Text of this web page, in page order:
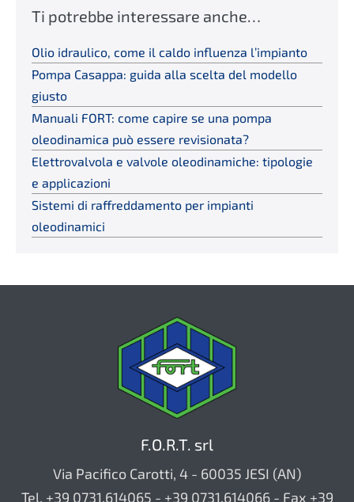
Ti potrebbe interessare anche…
Olio idraulico, come il caldo influenza l’impianto
Pompa Casappa: guida alla scelta del modello
giusto
Manuali FORT: come capire se una pompa
oleodinamica può essere revisionata?
Elettrovalvola e valvole oleodinamiche: tipologie
e applicazioni
Sistemi di raffreddamento per impianti
oleodinamici
F.O.R.T. srl
Via Pacifico Carotti, 4 - 60035 JESI (AN)
Tel. +39 0731.614065 - +39 0731.614066 - Fax +39